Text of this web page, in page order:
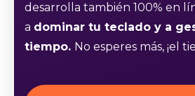
desarrolla también 100% en
a dominar tu teclado y a
tiempo. No esperes más, ¡el